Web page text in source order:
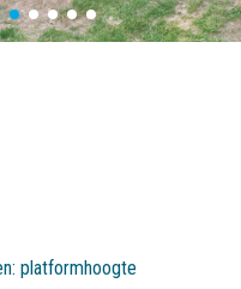
platformhoogte